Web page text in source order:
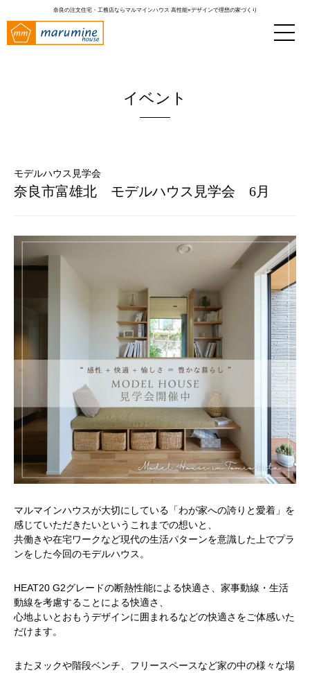
奈良の注文住宅・工務店ならマルマインハウス 高性能×デザインで理想の家づくり
イベント
モデルハウス見学会
奈良市富雄北 モデルハウス見学会 6月
マルマインハウスが大切にしている「わが家への誇りと愛着」を
感じていただきたいというこれまでの想いと、
共働きや在宅ワークなど現代の生活パターンを意識した上でプラ
ンをした今回のモデルハウス。
HEAT20 G2グレードの断熱性能による快適さ、家事動線・生活
動線を考慮することによる快適さ、
心地よいとおもうデザインに囲まれるなどの快適さをご体感いた
だけます。
またヌックや階段ベンチ、フリースペースなど家の中の様々な場